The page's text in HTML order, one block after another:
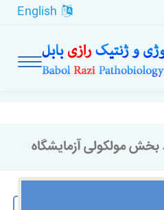
مولکولی آزمایشگاه